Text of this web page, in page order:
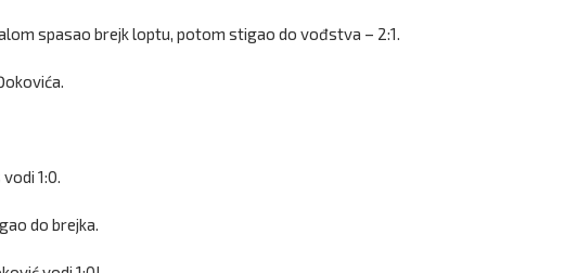
spasao brejk loptu, potom stigao do vođstva – 2:1.
1:0.
do brejka.